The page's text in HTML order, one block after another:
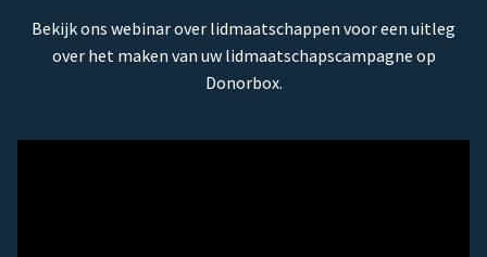
Bekijk ons webinar over lidmaatschappen voor een uitleg
over het maken van uw lidmaatschapscampagne op
Donorbox.